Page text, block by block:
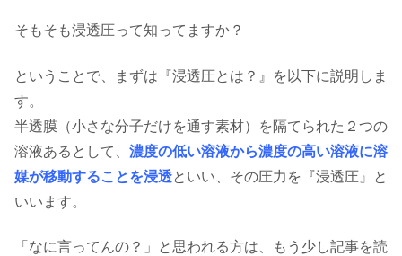
そもそも浸透圧って知ってますか？
ということで、まずは『浸透圧とは？』を以下に説明しま
す。
半透膜（小さな分子だけを通す素材）を隔てられた２つの
溶液あるとして、 濃度の低い溶液から濃度の高い溶液に溶
媒が移動することを浸透といい、その圧力を『浸透圧』と
いいます。
「なに言ってんの？」と思われる方は、もう少し記事を読